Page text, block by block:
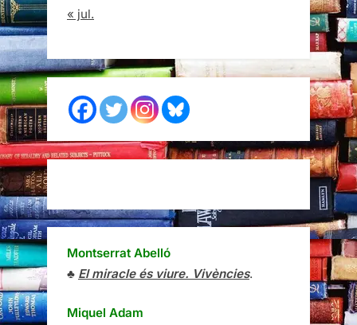
« jul.
Montserrat Abelló
♣ El miracle és viure. Vivències.
Miquel Adam